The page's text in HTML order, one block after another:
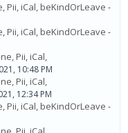
Pii, iCal, beKindOrLeave -
Pii, iCal, beKindOrLeave -
Pii, iCal,
10:48 PM
Pii, iCal,
12:34 PM
Pii, iCal, beKindOrLeave -